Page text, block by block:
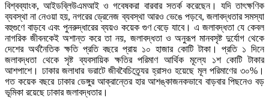
বিশ্বব্যাংক, আইডব্লিউএমআই ও গবেষকরা বারবার সতর্ক করেছেন। যদি তাৎক্ষণিক
ব্যবস্থা না নেওয়া হয়, নগরের ড্রেনেজ ব্যবস্থা আরও ভেঙে পড়বে, জলাবদ্ধতার সমস্যা
বহুগুণে বাড়বে এবং পুনরুদ্ধারের ব্যয়ও কয়েক গুণ বেড়ে যাবে। এ জলাবদ্ধতা যে কেবল
নাগরিক জীবনকেই অশান্ত করে তা নয়, জলাবদ্ধতা ও অনুরূপ মানবসৃষ্ট দুর্যোগ থেকে
দেশের অর্থনৈতিক ক্ষতি প্রতি বছরে প্রায় ১০ হাজার কোটি টাকা। প্রতি ১ দিনে
জলাবদ্ধতা থেকে সৃষ্ট ব্যবসায়িক ক্ষতির পরিমাণ আর্থিক মূল্যে ১শ কোটি টাকার
আশপাশে। ঢাকার জলাধার ভরাটে জীববৈচিত্র্যের হ্রাসও হয়েছে মূল পরিমাণের ৩০%।
গত কয়েক বছরে ঢাকার ডেঙ্গুর আক্রান্তের হার আশঙ্কাজনকভাবে বাড়বার পিছনেও বড়
ভূমিকা রয়েছে ঢাকার জলাবদ্ধতার।